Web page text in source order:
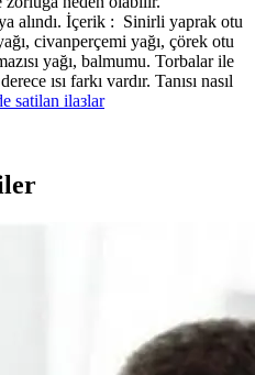
alındı. İçerik : Sinirli yaprak otu
civanperçemi yağı, çörek otu
yağı, balmumu. Torbalar ile
ısı farkı vardır. Tanısı nasıl
satilan ilaзlar